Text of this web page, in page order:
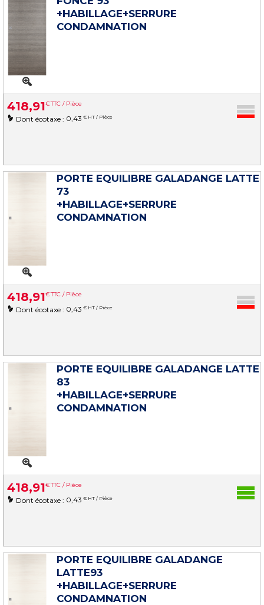
+HABILLAGE+SERRURE
CONDAMNATION
418,91€TTC / Pièce
Dont écotaxe : 0,43 € HT / Pièce
PORTE EQUILIBRE GALADANGE LATTE
73
+HABILLAGE+SERRURE
CONDAMNATION
418,91€TTC / Pièce
Dont écotaxe : 0,43 € HT / Pièce
PORTE EQUILIBRE GALADANGE LATTE
83
+HABILLAGE+SERRURE
CONDAMNATION
418,91€TTC / Pièce
Dont écotaxe : 0,43 € HT / Pièce
PORTE EQUILIBRE GALADANGE
LATTE93
+HABILLAGE+SERRURE
CONDAMNATION